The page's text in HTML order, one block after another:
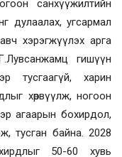
санхүүжилтийн
дулаалах, угсармал
хэрэгжүүлэх арга
гишүүн
тусгаагүй, харин
хөрвүүлж, ногоон
агаарын бохирдол,
тусган байна. 2028
50-60 хувь